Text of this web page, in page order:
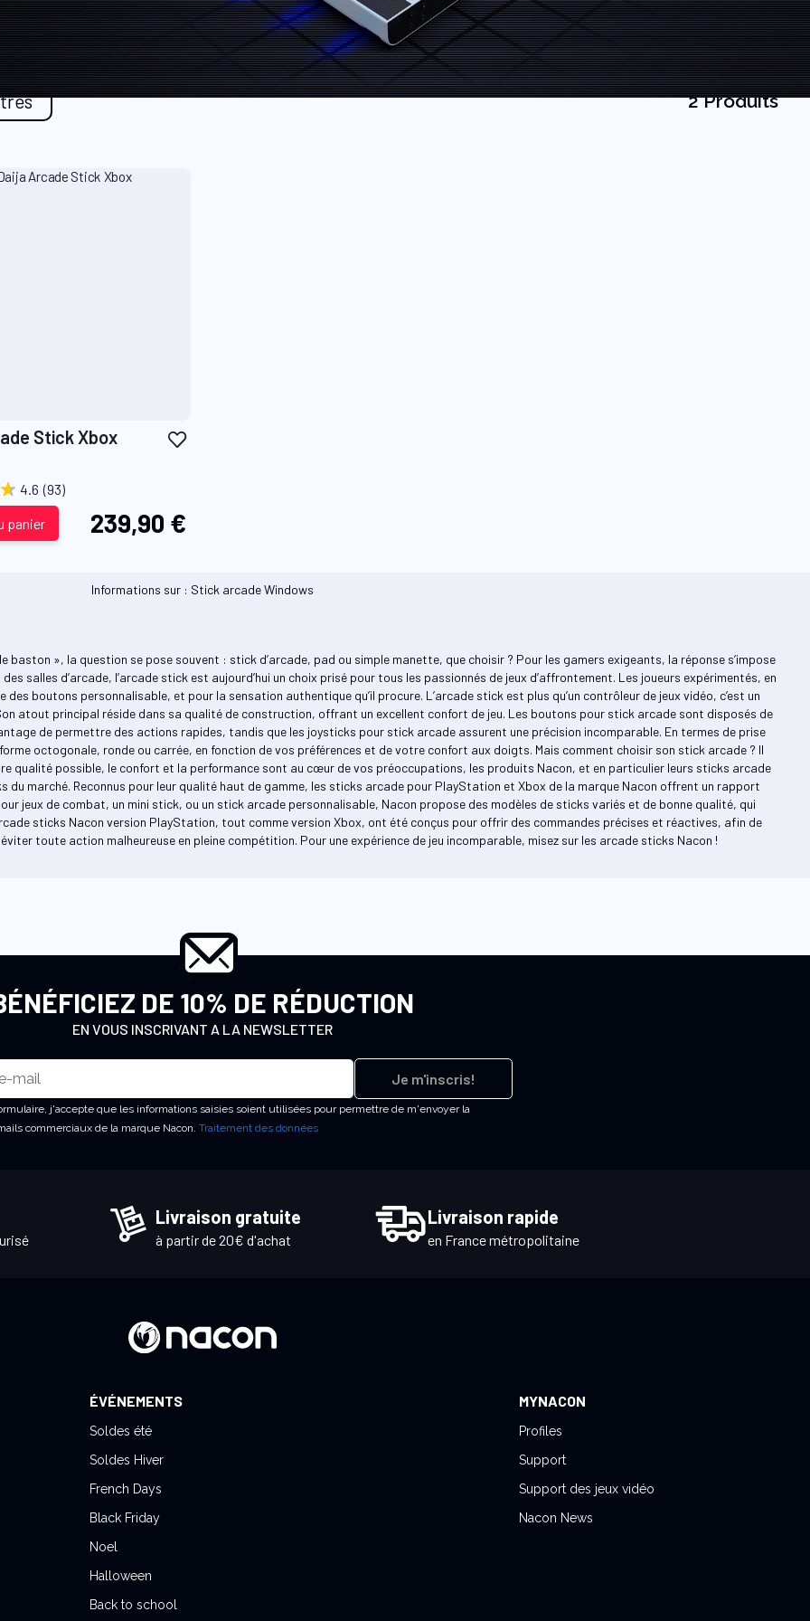
2 Produits
Stick Xbox
Ajouter
4.6 (93)
239,90 €
panier
Informations sur : Stick arcade Windows
baston », la question se pose souvent : stick d’arcade, pad ou simple manette, que choisir ? Pour les gamers exigeants, la réponse s’impose
salles d’arcade, l’arcade stick est aujourd’hui un choix prisé pour tous les passionnés de jeux d’affrontement. Les joueurs expérimentés, en
boutons personnalisable, et pour la sensation authentique qu’il procure. L’arcade stick est plus qu’un contrôleur de jeux vidéo, c’est un
atout principal réside dans sa qualité de construction, offrant un excellent confort de jeu. Les boutons pour stick arcade sont disposés de
de permettre des actions rapides, tandis que les joysticks pour stick arcade assurent une précision incomparable. En termes de prise
octogonale, ronde ou carrée, en fonction de vos préférences et de votre confort aux doigts. Mais comment choisir son stick arcade ? Il
qualité possible, le confort et la performance sont au cœur de vos préoccupations, les produits Nacon, et en particulier leurs sticks arcade
marché. Reconnus pour leur qualité haut de gamme, les sticks arcade pour PlayStation et Xbox de la marque Nacon offrent un rapport
jeux de combat, un mini stick, ou un stick arcade personnalisable, Nacon propose des modèles de sticks variés et de bonne qualité, qui
sticks Nacon version PlayStation, tout comme version Xbox, ont été conçus pour offrir des commandes précises et réactives, afin de
toute action malheureuse en pleine compétition. Pour une expérience de jeu incomparable, misez sur les arcade sticks Nacon !
DE 10% DE RÉDUCTION
EN VOUS INSCRIVANT A LA NEWSLETTER
j'accepte que les informations saisies soient utilisées pour permettre de m'envoyer la
commerciaux de la marque Nacon. Traitement des données
Je m'inscris!
Livraison gratuite
à partir de 20€ d'achat
Livraison rapide
en France métropolitaine
ÉVÉNEMENTS
Soldes été
Soldes Hiver
French Days
Black Friday
Noel
Halloween
Back to school
MYNACON
Profiles
Support
Support des jeux vidéo
Nacon News